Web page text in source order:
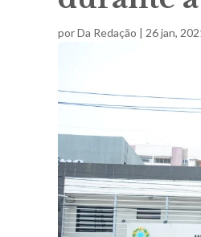
porDa Redação 26 jan,